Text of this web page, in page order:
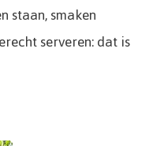
staan, smaken
serveren: dat is